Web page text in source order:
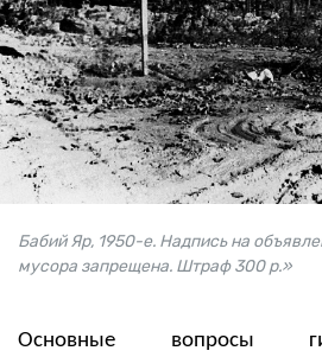
Бабий Яр, 1950-е. Надпись на
мусора запрещена. Штраф 300 р.»
Основные вопросы